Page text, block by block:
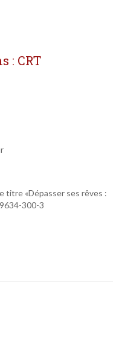
: CRT
titre «Dépasser ses rêves :
300-3